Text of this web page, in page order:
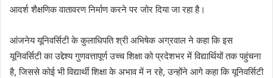
आदर्श शैक्षणिक वातावरण निर्माण करने पर जोर दिया जा रहा है।
आंजनेय यूनिवर्सिटी के कुलाधिपति श्री अभिषेक अग्रवाल ने कहा कि इस
यूनिवर्सिटी का उद्देश्य गुणवत्तापूर्ण उच्च शिक्षा को प्रदेशभर में विद्यार्थियों तक पहुंचना
है, जिससे कोई भी विद्यार्थी शिक्षा के अभाव में न रहे, उन्होंने आगे कहा कि यूनिवर्सिटी